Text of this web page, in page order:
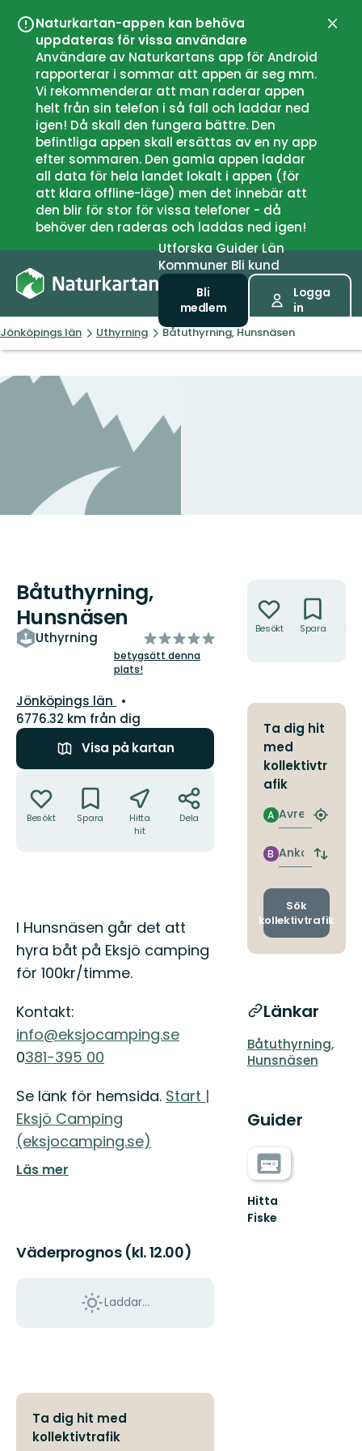
Naturkartan-appen kan behöva
uppdateras för vissa användare
Användare av Naturkartans app för Android
rapporterar i sommar att appen är seg mm.
Vi rekommenderar att man raderar appen
helt från sin telefon i så fall och laddar ned
igen! Då skall den fungera bättre. Den
befintliga appen skall ersättas av en ny app
efter sommaren. Den gamla appen laddar
all data för hela landet lokalt i appen (för
att klara offline-läge) men det innebär att
den blir för stor för vissa telefoner - då
behöver den raderas och laddas ned igen!
UtforskaGuiderLän
Kommuner Bli kund
Bli
medlem
Logga
in
Jönköpings län Uthyrning Båtuthyrning, Hunsnäsen
Båtuthyrning,
Hunsnäsen
Uthyrning
av
5
stjärnor
betygsätt denna
plats!
Län:
Jönköpings län
6776.32 km från dig
Visa på kartan
Besökt Spara
Hitta
hit
Dela
Beskrivning
I Hunsnäsen går det att
hyra båt på Eksjö camping
för 100kr/timme.
Kontakt:
info@eksjocamping.se
0381-395 00
Se länk för hemsida. Start |
Eksjö Camping
(eksjocamping.se)
Läs mer
Väderprognos (kl. 12.00)
Laddar...
Ta dig hit med
kollektivtrafik
Besökt Spara
Ta dig hit
med
kollektivtr
afik
Avresa
A
Hitta
Ankomst
B
Byt
och
Sök
kollektivtrafik
Länkar
Båtuthyrning,
Hunsnäsen
Guider
Hitta
Fiske